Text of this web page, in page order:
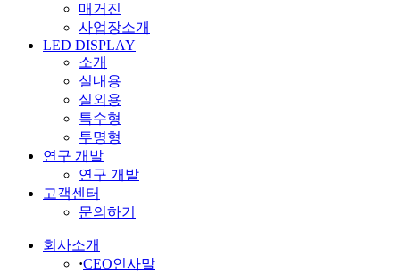
매거진
사업장소개
LED DISPLAY
소개
실내용
실외용
특수형
투명형
연구 개발
연구 개발
고객센터
문의하기
회사소개
·CEO인사말